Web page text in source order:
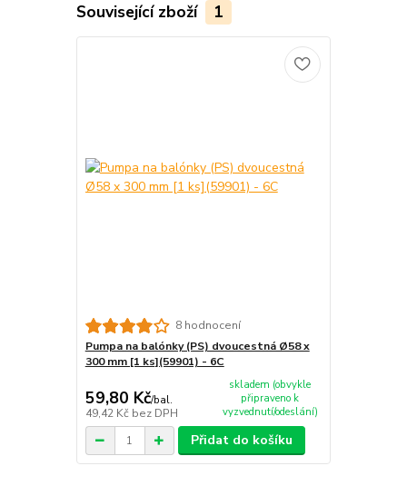
Související zboží 1
8 hodnocení
Pumpa na balónky (PS) dvoucestná Ø58 x
300 mm [1 ks](59901) - 6C
59,80 Kč/bal.
49,42 Kč bez DPH
skladem (obvykle
připraveno k
vyzvednutí/odeslání)
Přidat do košíku